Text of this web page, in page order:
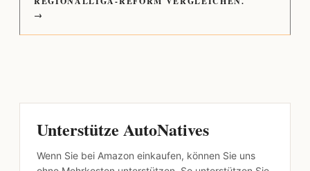
→
Unterstütze AutoNatives
Wenn Sie bei Amazon einkaufen, können Sie uns